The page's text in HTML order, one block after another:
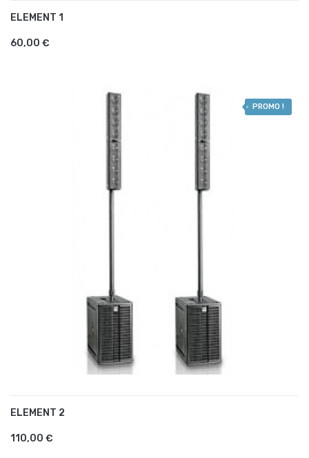
ELEMENT 1
60,00 €
PROMO !
ELEMENT 2
110,00 €